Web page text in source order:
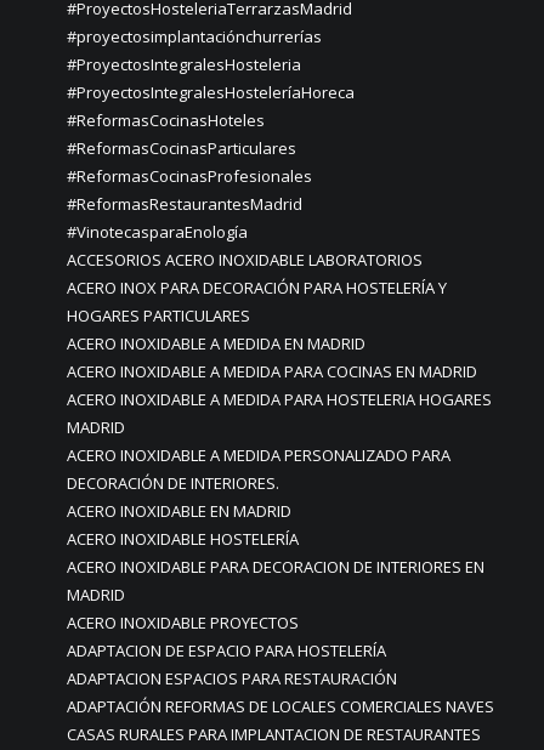
#ProyectosHosteleriaTerrarzasMadrid
#proyectosimplantaciónchurrerías
#ProyectosIntegralesHosteleria
#ProyectosIntegralesHosteleríaHoreca
#ReformasCocinasHoteles
#ReformasCocinasParticulares
#ReformasCocinasProfesionales
#ReformasRestaurantesMadrid
#VinotecasparaEnología
ACCESORIOS ACERO INOXIDABLE LABORATORIOS
ACERO INOX PARA DECORACIÓN PARA HOSTELERÍA Y
HOGARES PARTICULARES
ACERO INOXIDABLE A MEDIDA EN MADRID
ACERO INOXIDABLE A MEDIDA PARA COCINAS EN MADRID
ACERO INOXIDABLE A MEDIDA PARA HOSTELERIA HOGARES
MADRID
ACERO INOXIDABLE A MEDIDA PERSONALIZADO PARA
DECORACIÓN DE INTERIORES.
ACERO INOXIDABLE EN MADRID
ACERO INOXIDABLE HOSTELERÍA
ACERO INOXIDABLE PARA DECORACION DE INTERIORES EN
MADRID
ACERO INOXIDABLE PROYECTOS
ADAPTACION DE ESPACIO PARA HOSTELERÍA
ADAPTACION ESPACIOS PARA RESTAURACIÓN
ADAPTACIÓN REFORMAS DE LOCALES COMERCIALES NAVES
CASAS RURALES PARA IMPLANTACION DE RESTAURANTES